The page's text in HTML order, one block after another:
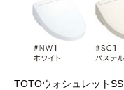
TOTOウォシュレット